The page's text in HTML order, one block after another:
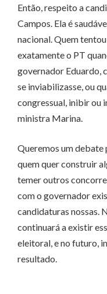
Então, respeito a
Campos. Ela é
nacional. Quem
exatamente o PT
governador Eduardo,
se inviabilizasse, ou
congressual, inibir ou
ministra Marina.
Queremos um debate
quem quer construir
temer outros
com o governador
candidaturas nossas.
continuará a existir
eleitoral, e no futuro,
resultado.